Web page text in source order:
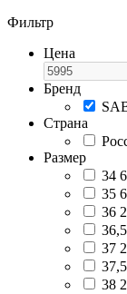
Фильтр
Цена
Бренд
Страна
Размер
34 6
35 6
36
36,5
37
37,5
38